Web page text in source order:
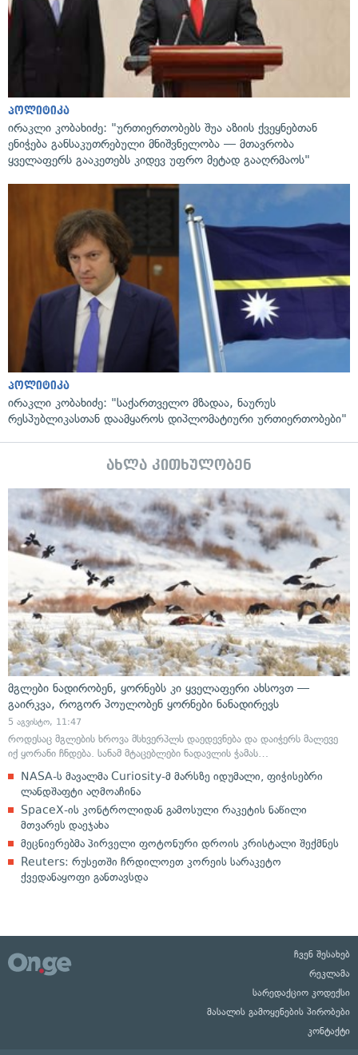
პოლიტიკა
ირაკლი კობახიძე: "ურთიერთობებს შუა აზიის ქვეყნებთან
ენიჭება განსაკუთრებული მნიშვნელობა — მთავრობა
ყველაფერს გააკეთებს კიდევ უფრო მეტად გააღრმაოს"
პოლიტიკა
ირაკლი კობახიძე: "საქართველო მზადაა, ნაურუს
რესპუბლიკასთან დაამყაროს დიპლომატიური ურთიერთობები"
ახლა კითხულობენ
მგლები ნადირობენ, ყორნებს კი ყველაფერი ახსოვთ —
გაირკვა, როგორ პოულობენ ყორნები ნანადირევს
5 აგვისტო, 11:47
როდესაც მგლების ხროვა მსხვერპლს დაედევნება და დაიჭერს მალევე
იქ ყორანი ჩნდება. სანამ მტაცებლები ნადავლის ჭამას…
NASA-ს მავალმა Curiosity-მ მარსზე იდუმალი, ფიჭისებრი
ლანდშაფტი აღმოაჩინა
SpaceX-ის კონტროლიდან გამოსული რაკეტის ნაწილი
მთვარეს დაეჯახა
მეცნიერებმა პირველი ფოტონური დროის კრისტალი შექმნეს
Reuters: რუსეთში ჩრდილოეთ კორეის სარაკეტო
ქვედანაყოფი განთავსდა
ჩვენ შესახებ
რეკლამა
სარედაქციო კოდექსი
მასალის გამოყენების პირობები
კონტაქტი